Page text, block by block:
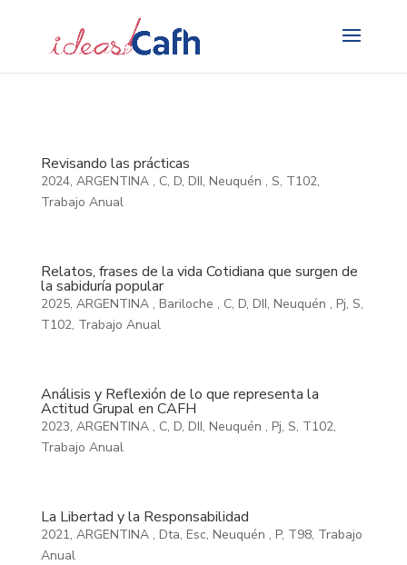
Revisando las prácticas
2024, ARGENTINA , C, D, DII, Neuquén , S, T102,
Trabajo Anual
Relatos, frases de la vida Cotidiana que surgen de
la sabiduría popular
2025, ARGENTINA , Bariloche , C, D, DII, Neuquén , Pj, S,
T102, Trabajo Anual
Análisis y Reflexión de lo que representa la
Actitud Grupal en CAFH
2023, ARGENTINA , C, D, DII, Neuquén , Pj, S, T102,
Trabajo Anual
La Libertad y la Responsabilidad
2021, ARGENTINA , Dta, Esc, Neuquén , P, T98, Trabajo
Anual